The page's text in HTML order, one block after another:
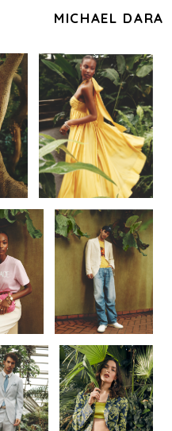
MICHAEL DARA